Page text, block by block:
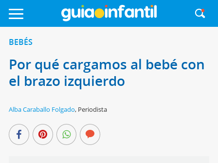
BEBÉS
Por qué cargamos al bebé con
el brazo izquierdo
Alba Caraballo Folgado, Periodista